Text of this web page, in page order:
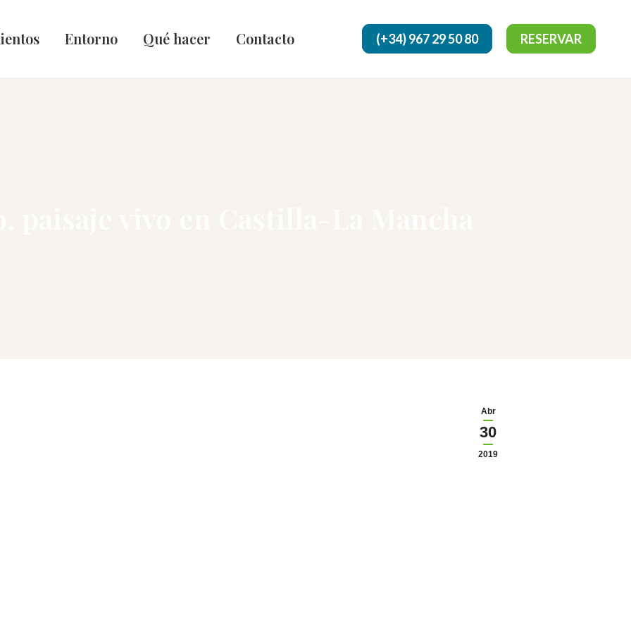
Entorno Qué hacer Contacto (+34) 967 29 50 80 RESERVAR
Abr
30
2019